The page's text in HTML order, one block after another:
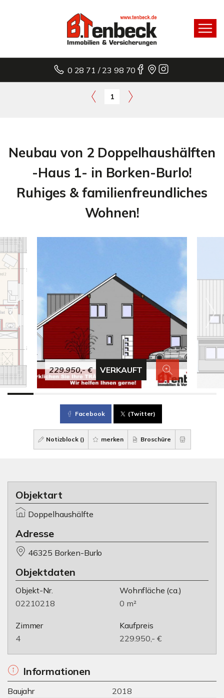
0 28 71 / 23 98 70
1
Neubau von 2 Doppelhaushälften
-Haus 1- in Borken-Burlo!
Ruhiges & familienfreundliches
Wohnen!
229.950,- € VERKAUFT
Facebook (Twitter)
Notizblock () merken Broschüre
Objektart
Doppelhaushälfte
Adresse
46325 Borken-Burlo
Objektdaten
Objekt-Nr.
02210218
Wohnfläche (ca.)
0 m²
Zimmer
4
Kaufpreis
229.950,- €
Informationen
Baujahr 2018